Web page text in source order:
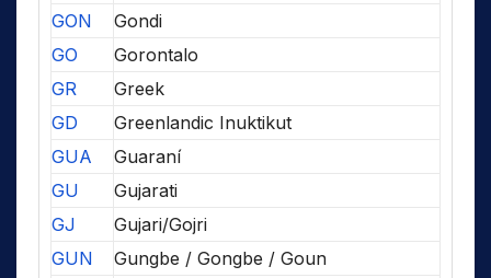
GON
Gondi
GO
Gorontalo
GR
Greek
GD
Greenlandic Inuktikut
GUA
Guaraní
GU
Gujarati
GJ
Gujari/Gojri
GUN
Gungbe / Gongbe / Goun